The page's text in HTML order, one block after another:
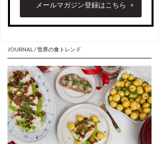
メールマガジン登録はこちら
JOURNAL / 世界の食トレンド